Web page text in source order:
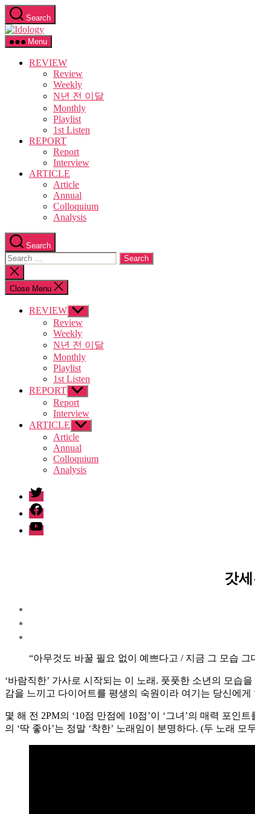
Skip
to
the
content
Search
Idology
Menu
REVIEW
Review
Weekly
N년 전 이달
Monthly
Playlist
1st Listen
REPORT
Report
Interview
ARTICLE
Article
Annual
Colloquium
Analysis
Search
Search
for:
Close
search
Close Menu
REVIEW Show
sub
menu
Review
Weekly
N년 전 이달
Monthly
Playlist
1st Listen
REPORT Show
sub
menu
Report
Interview
ARTICLE Show
sub
menu
Article
Annual
Colloquium
Analysis
twitter
facebook
Youtube
갓
“아무것도 바꿀 필요 없이 예쁘다고 / 지금 그 모습 그
‘바람직한’ 가사로 시작되는 이 노래. 풋풋한 소년의 모습
감을 느끼고 다이어트를 평생의 숙원이라 여기는 당신에
몇 해 전 2PM의 ‘10점 만점에 10점’이 ‘그녀’의 매력 포
의 ‘딱 좋아’는 정말 ‘착한’ 노래임이 분명하다. (두 노래